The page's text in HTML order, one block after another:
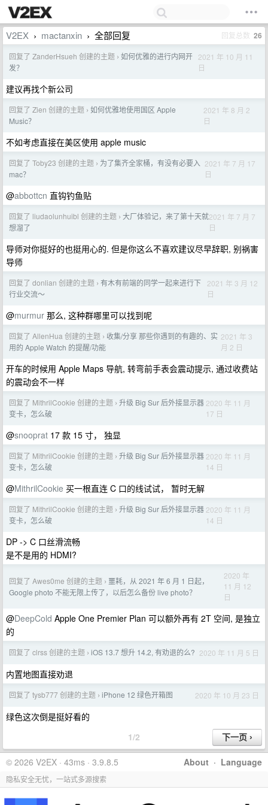
V2EX › mactanxin › 全部回复 回复总数 26
回复了 ZanderHsueh 创建的主题 › 如何优雅的进行内网开
发？
2021 年 10 月 11
日
建议再找个新公司
回复了 Zien 创建的主题 › 如何优雅地使用国区 Apple
Music？
2021 年 8 月 2
日
不如考虑直接在美区使用 apple music
回复了 Toby23 创建的主题 › 为了集齐全家桶，有没有必要入
mac？
2021 年 7 月 17
日
@abbottcn 直钩钓鱼贴
回复了 liudaolunhuibl 创建的主题 › 大厂体验记，来了第十天就
想溜了
2021 年 7 月 7
日
导师对你挺好的也挺用心的. 但是你这么不喜欢建议尽早辞职, 别祸害
导师
回复了 donlian 创建的主题 › 有木有前端的同学一起来进行下
行业交流～
2021 年 3 月 12
日
@murmur 那么, 这种群哪里可以找到呢
回复了 AllenHua 创建的主题 › 收集/分享 那些你遇到的有趣的、实
用的 Apple Watch 的提醒/功能
2021 年 3
月 2 日
开车的时候用 Apple Maps 导航, 转弯前手表会震动提示, 通过收费站
的震动会不一样
回复了 MithrilCookie 创建的主题 › 升级 Big Sur 后外接显示器
变卡，怎么破
2020 年 11 月
17 日
@snooprat 17 款 15 寸， 独显
回复了 MithrilCookie 创建的主题 › 升级 Big Sur 后外接显示器
变卡，怎么破
2020 年 11 月
14 日
@MithrilCookie 买一根直连 C 口的线试试， 暂时无解
回复了 MithrilCookie 创建的主题 › 升级 Big Sur 后外接显示器
变卡，怎么破
2020 年 11 月
14 日
DP -> C 口丝滑流畅
是不是用的 HDMI?
回复了 Awes0me 创建的主题 › 噩耗，从 2021 年 6 月 1 日起，
Google photo 不能无限上传了，以后怎么备份 live photo？
2020 年
11 月 12
日
@DeepCold Apple One Premier Plan 可以额外再有 2T 空间, 是独立
的
回复了 clrss 创建的主题 › iOS 13.7 想升 14.2, 有劝退的么? 2020 年 11 月 5 日
内置地图直接劝退
回复了 tysb777 创建的主题 › iPhone 12 绿色开箱图 2020 年 10 月 23 日
绿色这次倒是挺好看的
1/2
About · Language
© 2026 V2EX · 43ms · 3.9.8.5
隐私安全无忧，一站式多源搜索